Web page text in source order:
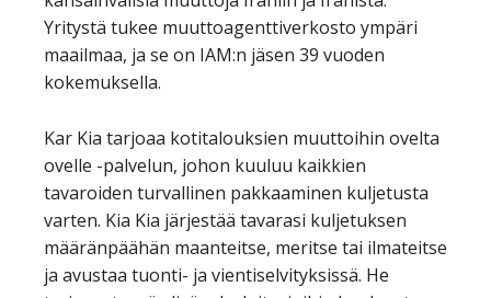
Yritystä tukee muuttoagenttiverkosto ympäri
maailmaa, ja se on IAM:n jäsen 39 vuoden
kokemuksella.
Kar Kia tarjoaa kotitalouksien muuttoihin ovelta
ovelle -palvelun, johon kuuluu kaikkien
tavaroiden turvallinen pakkaaminen kuljetusta
varten. Kia Kia järjestää tavarasi kuljetuksen
määränpäähän maanteitse, meritse tai ilmateitse
ja avustaa tuonti- ja vientiselvityksissä. He